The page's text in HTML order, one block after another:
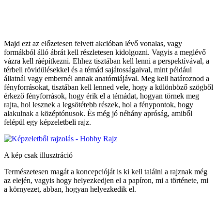
Majd ezt az előzetesen felvett akcióban lévő vonalas, vagy
formákból álló ábrát kell részletesen kidolgozni. Vagyis a meglévő
vázra kell ráépítkezni. Ehhez tisztában kell lenni a perspektívával, a
térbeli rövidülésekkel és a témád sajátosságaival, mint például
állatnál vagy embernél annak anatómiájával. Meg kell határoznod a
fényforrásokat, tisztában kell lenned vele, hogy a különböző szögből
érkező fényforrások, hogy érik el a témádat, hogyan törnek meg
rajta, hol lesznek a legsötétebb részek, hol a fénypontok, hogy
alakulnak a középtónusok. És még jó néhány apróság, amiből
felépül egy képzeletbeli rajz.
A kép csak illusztráció
Természetesen magát a koncepcióját is ki kell találni a rajznak még
az elején, vagyis hogy helyezkedjen el a papíron, mi a története, mi
a környezet, abban, hogyan helyezkedik el.